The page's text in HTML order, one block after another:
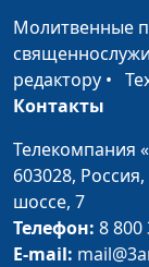
Когда придет
Зачем нам
Кто управляет
историей мира?
Божий закон
Молитвенные
редактору •
Контакты
Телекомпания
603028,
шоссе, 7
Телефон: 8 800
E-mail: